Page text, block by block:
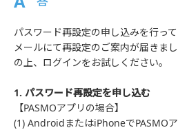
パスワード再設定の申し込みを行って
メールにて再設定のご案内が届きま
の上、ログインをお試しください。
1. パスワード再設定を申し込む
【PASMOアプリの場合】
(1) AndroidまたはiPhoneでPASMO